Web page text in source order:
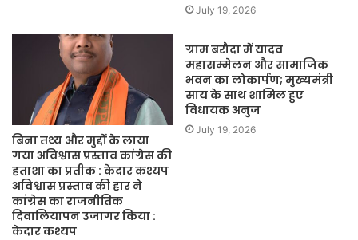
July 19, 2026
बिना तथ्य और मुद्दों के लाया
गया अविश्वास प्रस्ताव कांग्रेस की
हताशा का प्रतीक : केदार कश्यप
अविश्वास प्रस्ताव की हार ने
कांग्रेस का राजनीतिक
दिवालियापन उजागर किया :
केदार कश्यप
ग्राम बरौदा में यादव
महासम्मेलन और सामाजिक
भवन का लोकार्पण; मुख्यमंत्री
साय के साथ शामिल हुए
विधायक अनुज
July 19, 2026